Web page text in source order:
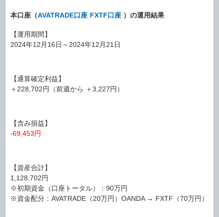
本口座（AVATRADE口座 FXTF口座 ）の運用結果
【運用期間】
2024年12月16日～2024年12月21日
【通算確定利益】
＋228,702円（前週から ＋3,227円）
【含み損益】
-69,453円
【資産合計】
1,128,702円
※初期資金（口座トータル）：90万円
※資金配分：AVATRADE（20万円）OANDA → FXTF（70万円）